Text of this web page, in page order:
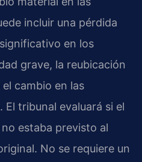
incluir una pérdida
en los
grave, la reubicación
cambio en las
El tribunal evaluará si el
estaba previsto al
No se requiere un